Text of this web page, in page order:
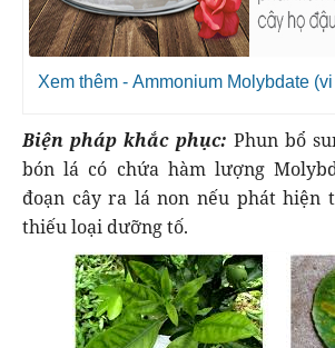
Xem thêm - Ammonium Molybdate
Biện pháp khắc phục: Phun bổ
bón lá có chứa hàm lượng
đoạn cây ra lá non nếu phát hiện
thiếu loại dưỡng tố.